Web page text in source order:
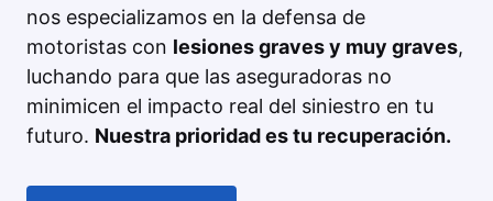
nos especializamos en la defensa de
motoristas con lesiones graves y muy graves,
luchando para que las aseguradoras no
minimicen el impacto real del siniestro en tu
futuro. Nuestra prioridad es tu recuperación.